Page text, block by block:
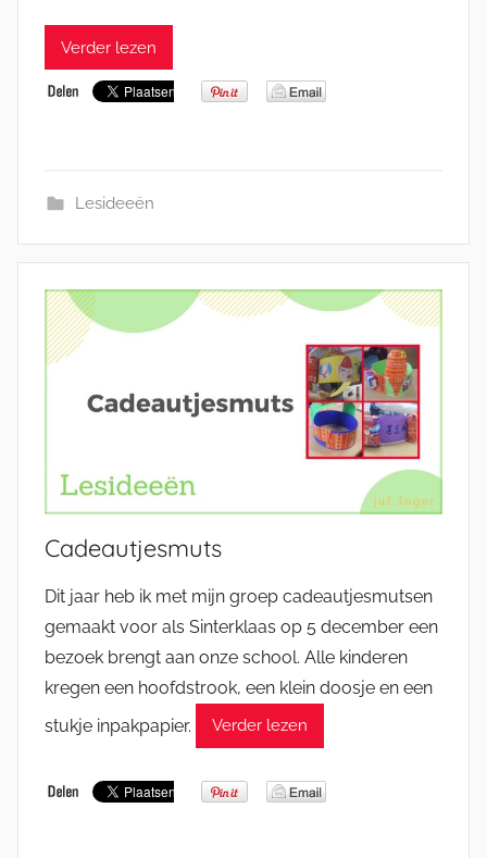
Verder lezen
Lesideeën
Cadeautjesmuts
Dit jaar heb ik met mijn groep cadeautjesmutsen
gemaakt voor als Sinterklaas op 5 december een
bezoek brengt aan onze school. Alle kinderen
kregen een hoofdstrook, een klein doosje en een
stukje inpakpapier.
Verder lezen